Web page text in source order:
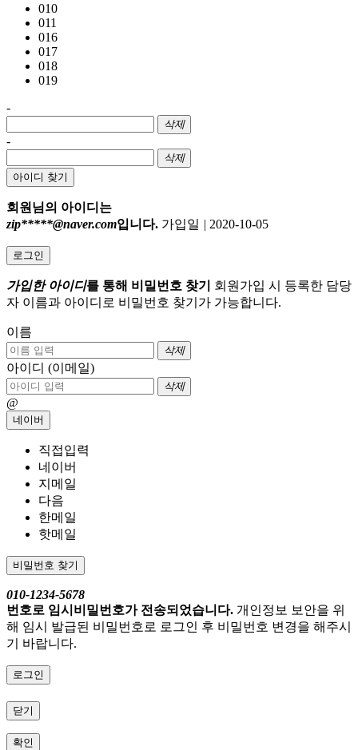
010
011
016
017
018
019
-
삭제
-
삭제
아이디 찾기
회원님의 아이디는
zip*****@naver.com입니다. 가입일 | 2020-10-05
로그인
가입한 아이디를 통해 비밀번호 찾기
회원가입 시 등록한 담당
자 이름과 아이디로 비밀번호 찾기가 가능합니다.
이름
삭제
아이디 (이메일)
삭제
@
네이버
직접입력
네이버
지메일
다음
한메일
핫메일
비밀번호 찾기
010-1234-5678
번호로 임시비밀번호가 전송되었습니다. 개인정보 보안을 위
해 임시 발급된 비밀번호로 로그인 후 비밀번호 변경을 해주시
기 바랍니다.
로그인
닫기
확인